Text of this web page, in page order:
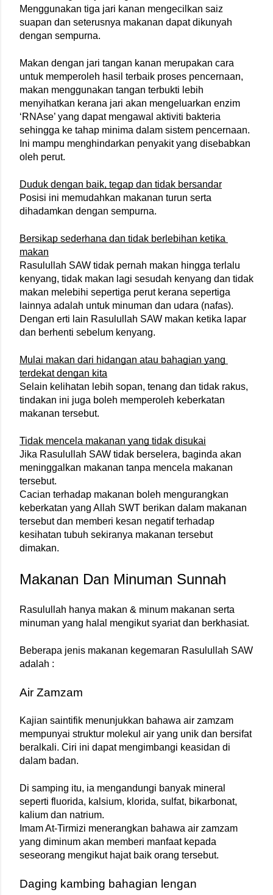
Menggunakan tiga jari kanan mengecilkan saiz
suapan dan seterusnya makanan dapat dikunyah
dengan sempurna.
Makan dengan jari tangan kanan merupakan cara
untuk memperoleh hasil terbaik proses pencernaan,
makan menggunakan tangan terbukti lebih
menyihatkan kerana jari akan mengeluarkan enzim
‘RNAse’ yang dapat mengawal aktiviti bakteria
sehingga ke tahap minima dalam sistem pencernaan.
Ini mampu menghindarkan penyakit yang disebabkan
oleh perut.
Duduk dengan baik, tegap dan tidak bersandar
Posisi ini memudahkan makanan turun serta
dihadamkan dengan sempurna.
Bersikap sederhana dan tidak berlebihan ketika
makan
Rasulullah SAW tidak pernah makan hingga terlalu
kenyang, tidak makan lagi sesudah kenyang dan tidak
makan melebihi sepertiga perut kerana sepertiga
lainnya adalah untuk minuman dan udara (nafas).
Dengan erti lain Rasulullah SAW makan ketika lapar
dan berhenti sebelum kenyang.
Mulai makan dari hidangan atau bahagian yang
terdekat dengan kita
Selain kelihatan lebih sopan, tenang dan tidak rakus,
tindakan ini juga boleh memperoleh keberkatan
makanan tersebut.
Tidak mencela makanan yang tidak disukai
Jika Rasulullah SAW tidak berselera, baginda akan
meninggalkan makanan tanpa mencela makanan
tersebut.
Cacian terhadap makanan boleh mengurangkan
keberkatan yang Allah SWT berikan dalam makanan
tersebut dan memberi kesan negatif terhadap
kesihatan tubuh sekiranya makanan tersebut
dimakan.
Makanan Dan Minuman Sunnah
Rasulullah hanya makan & minum makanan serta
minuman yang halal mengikut syariat dan berkhasiat.
Beberapa jenis makanan kegemaran Rasulullah SAW
adalah :
Air Zamzam
Kajian saintifik menunjukkan bahawa air zamzam
mempunyai struktur molekul air yang unik dan bersifat
beralkali. Ciri ini dapat mengimbangi keasidan di
dalam badan.
Di samping itu, ia mengandungi banyak mineral
seperti fluorida, kalsium, klorida, sulfat, bikarbonat,
kalium dan natrium.
Imam At-Tirmizi menerangkan bahawa air zamzam
yang diminum akan memberi manfaat kepada
seseorang mengikut hajat baik orang tersebut.
Daging kambing bahagian lengan